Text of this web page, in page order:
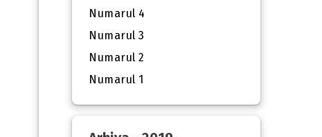
Numarul 4
Numarul 3
Numarul 2
Numarul 1